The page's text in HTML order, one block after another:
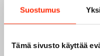
Suostumus
Tämä sivusto käyttää
1975
ulkoiluvaatetukseen